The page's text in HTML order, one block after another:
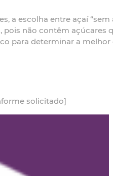
a escolha entre açaí
não contêm açúcares
para determinar a
solicitado]